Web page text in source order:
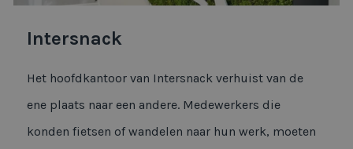
Intersnack
Het hoofdkantoor van Intersnack verhuist van de
ene plaats naar een andere. Medewerkers die
konden fietsen of wandelen naar hun werk, moeten